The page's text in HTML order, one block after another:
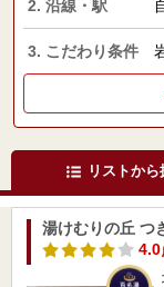
2. 沿線・駅
3. こだわり条件
リストから
湯けむりの丘 つ
4.0